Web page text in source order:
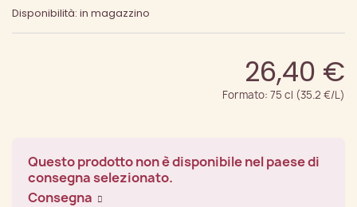
Disponibilità: in magazzino
26,40 €
Formato: 75 cl (35.2 €/L)
Questo prodotto non è disponibile nel paese di
consegna selezionato.
Consegna